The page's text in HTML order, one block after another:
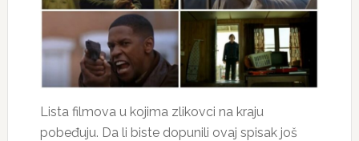
Lista filmova u kojima zlikovci na kraju
pobeđuju. Da li biste dopunili ovaj spisak još